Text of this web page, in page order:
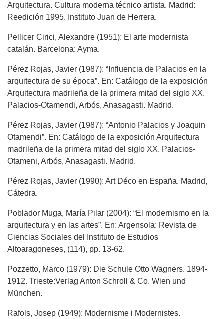
Arquitectura. Cultura moderna técnico artista. Madrid:
Reedición 1995. Instituto Juan de Herrera.
Pellicer Cirici, Alexandre (1951): El arte modernista
catalán. Barcelona: Ayma.
Pérez Rojas, Javier (1987): “Influencia de Palacios en la
arquitectura de su época”. En: Catálogo de la exposición
Arquitectura madrileña de la primera mitad del siglo XX.
Palacios-Otamendi, Arbós, Anasagasti. Madrid.
Pérez Rojas, Javier (1987): “Antonio Palacios y Joaquin
Otamendi”. En: Catálogo de la exposición Arquitectura
madrileña de la primera mitad del siglo XX. Palacios-
Otameni, Arbós, Anasagasti. Madrid.
Pérez Rojas, Javier (1990): Art Déco en España. Madrid,
Cátedra.
Poblador Muga, María Pilar (2004): “El modernismo en la
arquitectura y en las artes”. En: Argensola: Revista de
Ciencias Sociales del Instituto de Estudios
Altoaragoneses, (114), pp. 13-62.
Pozzetto, Marco (1979): Die Schule Otto Wagners. 1894-
1912. Trieste:Verlag Anton Schroll & Co. Wien und
München.
Rafols, Josep (1949): Modernisme i Modernistes.